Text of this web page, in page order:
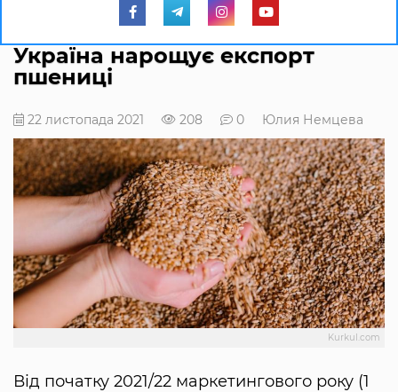
Україна нарощує експорт
пшениці
22 листопада 2021 208 0 Юлия Немцева
Kurkul.com
Від початку 2021/22 маркетингового року (1